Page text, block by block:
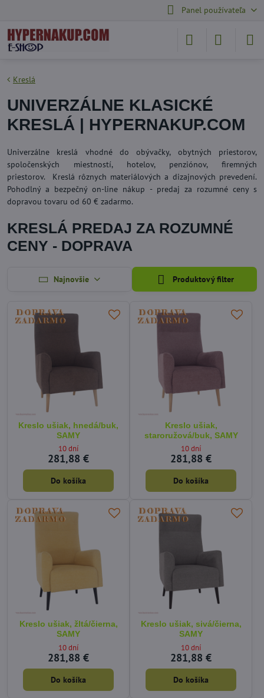
Panel používateľa
Kreslá
UNIVERZÁLNE KLASICKÉ
KRESLÁ | HYPERNAKUP.COM
Univerzálne kreslá vhodné do obývačky, obytných priestorov,
spoločenských miestností, hotelov, penziónov, firemných
priestorov. Kreslá rôznych materiálových a dizajnových prevedení.
Pohodlný a bezpečný on-line nákup - predaj za rozumné ceny s
dopravou tovaru od 60 € zadarmo.
KRESLÁ PREDAJ ZA ROZUMNÉ
CENY - DOPRAVA
Najnovšie Produktový filter
Kreslo ušiak, hnedá/buk,
SAMY
10 dní
281,88 €
Do košíka
Kreslo ušiak,
staroružová/buk, SAMY
10 dní
281,88 €
Do košíka
Kreslo ušiak, žltá/čierna,
SAMY
10 dní
281,88 €
Do košíka
Kreslo ušiak, sivá/čierna,
SAMY
10 dní
281,88 €
Do košíka